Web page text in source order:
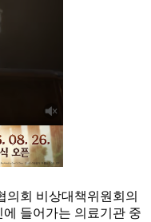
의회 비상대책위원회의
들어가는 의료기관 중